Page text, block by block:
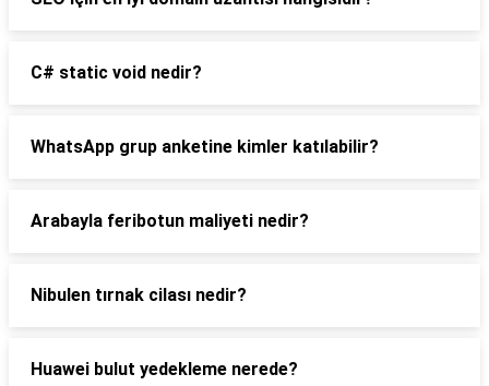
C# static void nedir?
WhatsApp grup anketine kimler katılabilir?
Arabayla feribotun maliyeti nedir?
Nibulen tırnak cilası nedir?
Huawei bulut yedekleme nerede?